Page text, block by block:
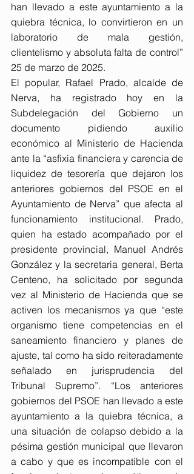
han llevado a este ayuntamiento a la
quiebra técnica, lo convirtieron en un
laboratorio de mala gestión,
clientelismo y absoluta falta de control”
25 de marzo de 2025.
El popular, Rafael Prado, alcalde de
Nerva, ha registrado hoy en la
Subdelegación del Gobierno un
documento pidiendo auxilio
económico al Ministerio de Hacienda
ante la “asfixia financiera y carencia de
liquidez de tesorería que dejaron los
anteriores gobiernos del PSOE en el
Ayuntamiento de Nerva” que afecta al
funcionamiento institucional. Prado,
quien ha estado acompañado por el
presidente provincial, Manuel Andrés
González y la secretaria general, Berta
Centeno, ha solicitado por segunda
vez al Ministerio de Hacienda que se
activen los mecanismos ya que “este
organismo tiene competencias en el
saneamiento financiero y planes de
ajuste, tal como ha sido reiteradamente
señalado en jurisprudencia del
Tribunal Supremo”. “Los anteriores
gobiernos del PSOE han llevado a este
ayuntamiento a la quiebra técnica, a
una situación de colapso debido a la
pésima gestión municipal que llevaron
a cabo y que es incompatible con el